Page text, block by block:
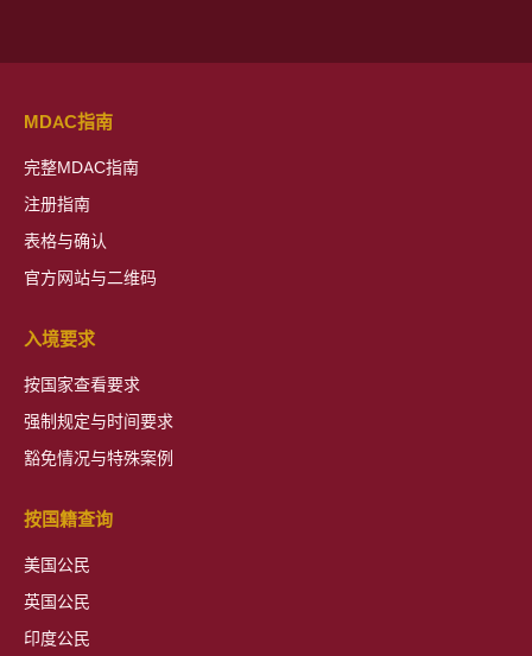
MDAC指南
完整MDAC指南
注册指南
表格与确认
官方网站与二维码
入境要求
按国家查看要求
强制规定与时间要求
豁免情况与特殊案例
按国籍查询
美国公民
英国公民
印度公民